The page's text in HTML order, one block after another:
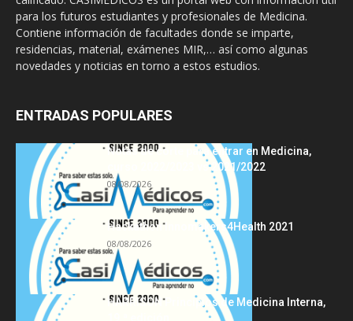
para los futuros estudiantes y profesionales de Medicina.
Contiene información de facultades donde se imparte,
residencias, material, exámenes MIR,… así como algunas
novedades y noticias en torno a estos estudios.
ENTRADAS POPULARES
Notas de corte para entrar en Medicina,
curso 2022/2023 vs 2021/2022
08/08/2026
Hackathon Innomakers4Health 2021
08/08/2026
HARRISON Principios de Medicina Interna,